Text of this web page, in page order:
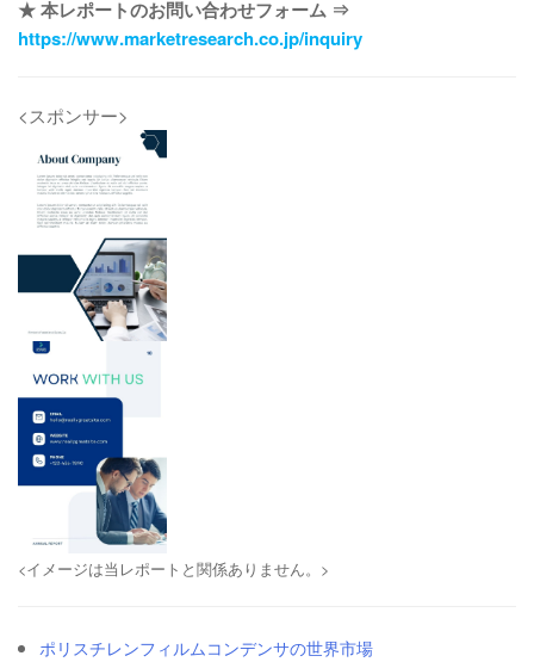
★ 本レポートのお問い合わせフォーム ⇒
https://www.marketresearch.co.jp/inquiry
<スポンサー>
<イメージは当レポートと関係ありません。>
ポリスチレンフィルムコンデンサの世界市場